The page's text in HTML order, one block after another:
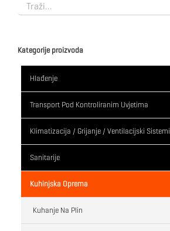
Kategorije proizvoda
Hlađenje
Transport Pod Kontroliranim Uvjetima
Klimatizacija / Grijanje / Ventilacijski Sistemi
Sanitarije
Kuhinjska Oprema
Kuhanje Na Plin